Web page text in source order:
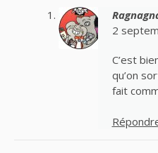
2
C’est
qu’on
fait